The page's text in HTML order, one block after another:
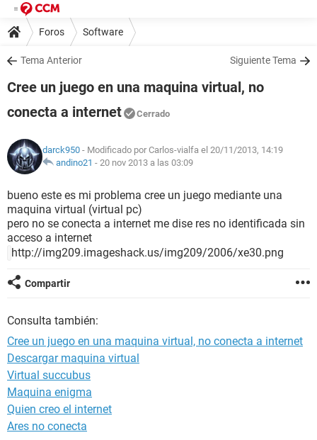
Foros Software
Tema Anterior Siguiente Tema
Cree un juego en una maquina virtual, no
conecta a internet
Cerrado
darck950 - Modificado por Carlos-vialfa el 20/11/2013, 14:19
andino21 - 20 nov 2013 a las 03:09
bueno este es mi problema cree un juego mediante una
maquina virtual (virtual pc)
pero no se conecta a internet me dise res no identificada sin
acceso a internet
http://img209.imageshack.us/img209/2006/xe30.png
Compartir
Consulta también:
Cree un juego en una maquina virtual, no conecta a internet
Descargar maquina virtual
Virtual succubus
Maquina enigma
Quien creo el internet
Ares no conecta